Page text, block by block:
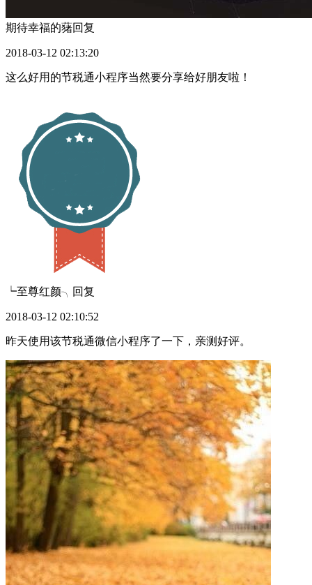
期待幸福的蕏回复
2018-03-12 02:13:20
这么好用的节税通小程序当然要分享给好朋友啦！
┕至尊红颜╮ 回复
2018-03-12 02:10:52
昨天使用该节税通微信小程序了一下，亲测好评。